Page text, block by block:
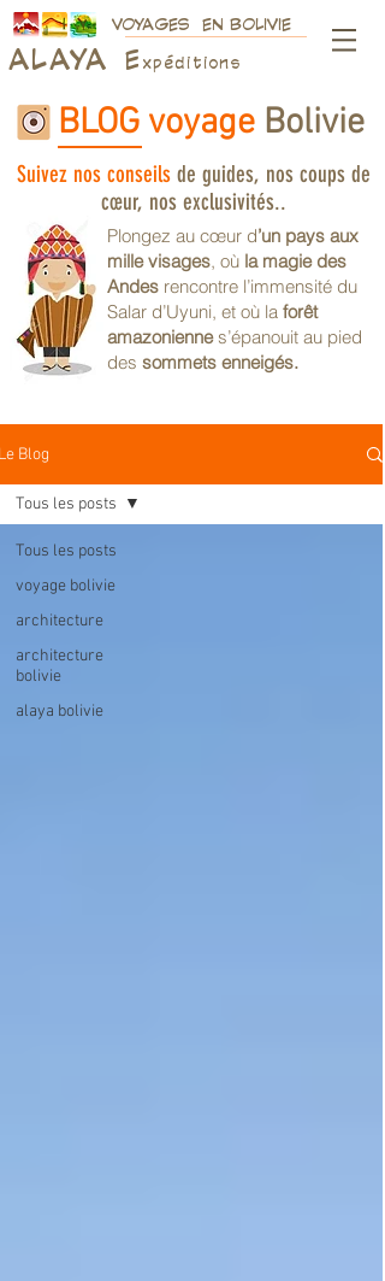
VOYAGES EN BOLIVIE
ALAYA E xpéditions
BLOG voyage Bolivie
Suivez nos conseils de guides, nos coups de
cœur, nos exclusivités..
Plongez au cœur d’un pays aux
mille visages, où la magie des
Andes rencontre l’immensité du
Salar d’Uyuni, et où la forêt
amazoniennes’épanouit au pied
des sommets enneigés.
Blog
Tous les posts
voyage bolivie
architecture
architecture
bolivie
alaya bolivie
Tous les posts